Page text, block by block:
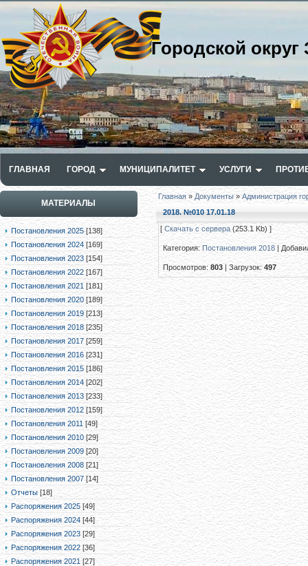
Городской
ГЛАВНАЯ ГОРОД МУНИЦИПАЛИТЕТ УСЛУГИ
МАТЕРИАЛЫ
Постановления 2025 [138]
Постановления 2024 [169]
Постановления 2023 [154]
Постановления 2022 [167]
Постановления 2021 [181]
Постановления 2020 [189]
Постановления 2019 [213]
Постановления 2018 [235]
Постановления 2017 [259]
Постановления 2016 [231]
Постановления 2015 [186]
Постановления 2014 [202]
Постановления 2013 [233]
Постановления 2012 [159]
Постановления 2011 [49]
Постановления 2010 [29]
Постановления 2009 [20]
Постановления 2008 [21]
Постановления 2007 [14]
Отчеты [18]
Распоряжения 2025 [49]
Распоряжения 2024 [44]
Распоряжения 2023 [29]
Распоряжения 2022 [36]
Распоряжения 2021 [27]
Главная» Документы »Администрация
2018. №010 17.01.18
[Скачать с сервера (253.1 Kb) ]
Категория: Постановления 2018|
Просмотров:803 |Загрузок:497